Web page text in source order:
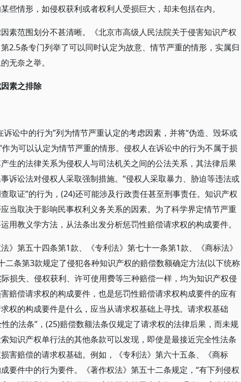
些情形，如侵权获利或者权利人受损巨大，却未包括在内。
素范围划分不甚清晰。《北京市高级人民法院关于侵害知识产权
2.5条专门列举了可以同时认定为故意、情节严重的情形，实属归
无奈之举。
素之排除
诉讼中的行为”列为情节严重认定的考虑因素，并将“伪造、毁坏或
为可以认定为情节严重的情形。侵权人在诉讼中的行为不属于损
生的法律关系为侵权人与司法机关之间的公法关系，其法律后果
诉讼法对侵权人采取强制措施。“侵权人采取暴力、胁迫等违法或
取证”的行为，(24)还可能涉及行政责任甚至刑事责任。知识产权
当取决于影响民事权利义务关系的因素。为了科学界定情节严重
用教义学方法，从法条出发分析惩罚性赔偿请求权的构成要件。
》第五十四条第1款、《专利法》第七十一条第1款、《商标法》
二条第3款规定了侵犯各种知识产权的赔偿数额确定方法(以下统称
损失、侵权获利、许可使用费等三种赔偿一样，均为知识产权侵
赔偿请求权的构成要件，也是惩罚性赔偿请求权构成要件的应有
权的构成要件是什么，应当从请求权基础上寻找。请求权基础
的法条”，(25)赔偿数额法条仅规定了请求权的法律后果，而未规
知识产权单行法的其他条款可以发现，即使是最接近完全性法条
害赔偿的请求权基础。例如，《专利法》第六十五条、《商标
要件中的行为要件。《著作权法》第五十二条规定，“有下列侵权